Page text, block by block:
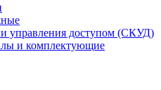
управления доступом (СКУД)
и комплектующие